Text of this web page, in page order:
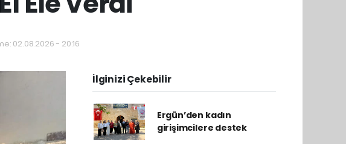
02.08.2026 - 20:16
İlginizi Çekebilir
Ergün’den kadın
girişimcilere destek